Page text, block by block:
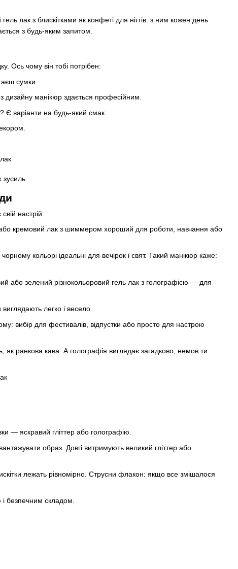
лак з блискітками як конфеті для нігтів: з ним кожен день
з будь-яким запитом.
Ось чому він тобі потрібен:
сумки.
дизайну манікюр здається професійним.
варіанти на будь-який смак.
зусиль.
настрій:
кремовий лак з шиммером хороший для роботи, навчання або
кольорі ідеальні для вечірок і свят. Такий манікюр каже:
або зелений різнокольоровий гель лак з голографією — для
легко і весело.
вибір для фестивалів, відпустки або просто для настрою
ранкова кава. А голографія виглядає загадково, немов ти
— яскравий гліттер або голографію.
образ. Довгі витримують великий гліттер або
лежать рівномірно. Струсни флакон: якщо все змішалося
безпечним складом.